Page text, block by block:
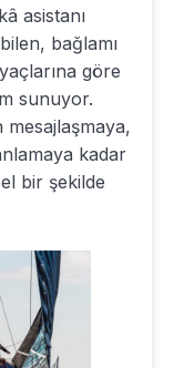
asistanı
bağlamı
göre
sunuyor.
kadar
bir şekilde